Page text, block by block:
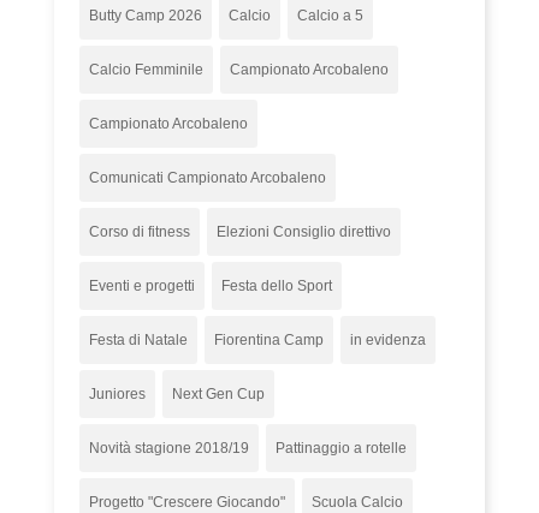
Butty Camp 2026 Calcio Calcio a 5
Calcio Femminile Campionato Arcobaleno
Campionato Arcobaleno
Comunicati Campionato Arcobaleno
Corso di fitness Elezioni Consiglio direttivo
Eventi e progetti Festa dello Sport
Festa di Natale Fiorentina Camp in evidenza
Juniores Next Gen Cup
Novità stagione 2018/19 Pattinaggio a rotelle
Progetto "Crescere Giocando" Scuola Calcio